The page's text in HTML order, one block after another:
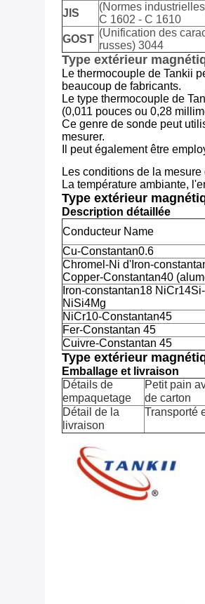
JIS
(Normes
C 1602 - C 1610
GOST
(Unification des
russes) 3044
Type extérieur
Le thermocouple de Tankii
beaucoup de fabricants.
Le type thermocouple de
(0,011 pouces ou 0,28
Ce genre de sonde peut
mesurer.
Il peut également être
Les conditions de la
La température ambiante,
Type extérieur
Description détaillée
Conducteur Name
Cu-Constantan0.6
Chromel-Ni d'Iron-
Copper-Constantan40
Iron-constantan18 NiCr14Si-
NiSi4Mg
NiCr10-Constantan45
Fer-Constantan 45
Cuivre-Constantan 45
Type extérieur
Emballage et livraison
Détails de
empaquetage
Petit pain
de carton
Détail de la
livraison
Transporté